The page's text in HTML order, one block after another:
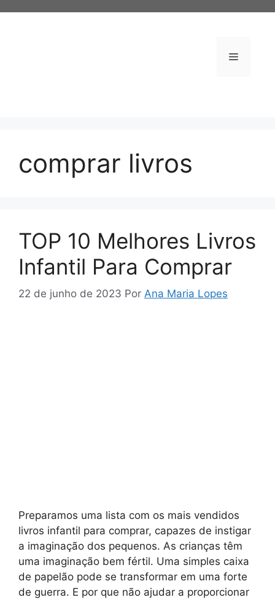
Menu
comprar livros
TOP 10 Melhores Livros
Infantil Para Comprar
22 de junho de 2023 Por Ana Maria Lopes
Preparamos uma lista com os mais vendidos
livros infantil para comprar, capazes de instigar
a imaginação dos pequenos. As crianças têm
uma imaginação bem fértil. Uma simples caixa
de papelão pode se transformar em uma forte
de guerra. E por que não ajudar a proporcionar